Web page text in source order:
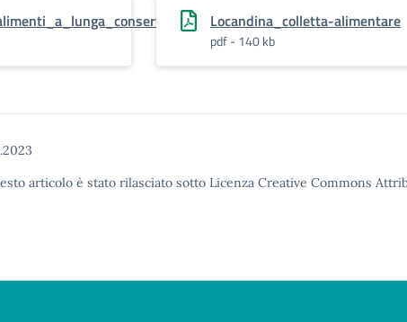
Locandina_colletta-alimentare
pdf - 140 kb
articolo è stato rilasciato sotto Licenza Creative Commons